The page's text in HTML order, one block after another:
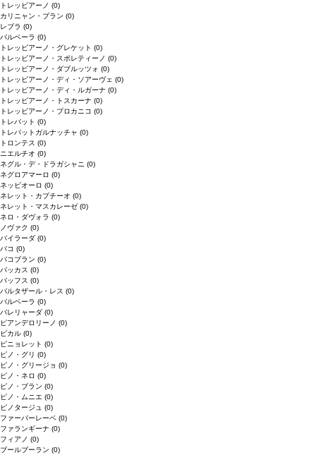
トレッビアーノ (0)
カリニャン・ブラン (0)
レブラ (0)
バルベーラ (0)
トレッビアーノ・グレケット (0)
トレッビアーノ・スポレティーノ (0)
トレッビアーノ・ダブルッツォ (0)
トレッビアーノ・ディ・ソアーヴェ (0)
トレッビアーノ・ディ・ルガーナ (0)
トレッビアーノ・トスカーナ (0)
トレッビアーノ・プロカニコ (0)
トレパット (0)
トレパットガルナッチャ (0)
トロンテス (0)
ニエルチオ (0)
ネグル・デ・ドラガシャニ (0)
ネグロアマーロ (0)
ネッビオーロ (0)
ネレット・カプチーオ (0)
ネレット・マスカレーゼ (0)
ネロ・ダヴォラ (0)
ノヴァク (0)
バイラーダ (0)
バコ (0)
バコブラン (0)
バッカス (0)
バッフス (0)
バルタザール・レス (0)
バルベーラ (0)
パレリャーダ (0)
ピアンデロリーノ (0)
ビカル (0)
ピニョレット (0)
ピノ・グリ (0)
ピノ・グリージョ (0)
ピノ・ネロ (0)
ピノ・ブラン (0)
ピノ・ムニエ (0)
ピノタージュ (0)
ファーバーレーベ (0)
ファランギーナ (0)
フィアノ (0)
ブールブーラン (0)